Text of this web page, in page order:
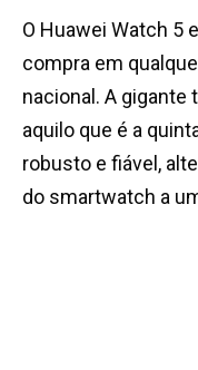
O Huawei Watch 5
compra em
nacional. A
aquilo que é a
robusto e fiável,
do smartwatch a